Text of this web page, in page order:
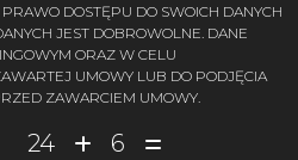
DOSTĘPU DO SWOICH DANYCH
JEST DOBROWOLNE. DANE
ORAZ W CELU
UMOWY LUB DO PODJĘCIA
ZAWARCIEM UMOWY.
24 6